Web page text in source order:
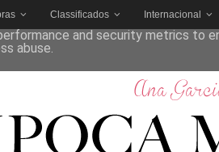
Classificados Internacional
deliver its services and to analyze
and security metrics to
abuse.